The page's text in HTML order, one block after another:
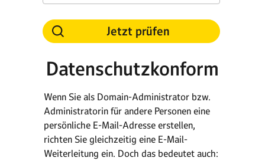
Jetzt prüfen
Datenschutzkonform
Wenn Sie als Domain-Administrator bzw.
Administratorin für andere Personen eine
persönliche E-Mail-Adresse erstellen,
richten Sie gleichzeitig eine E-Mail-
Weiterleitung ein. Doch das bedeutet auch: